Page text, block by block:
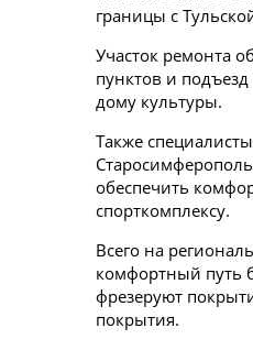
границы с
Участок ремонта
пунктов и
дому культуры.
Также
обеспечить
спорткомплексу.
Всего на
комфортный путь
фрезеруют
покрытия.